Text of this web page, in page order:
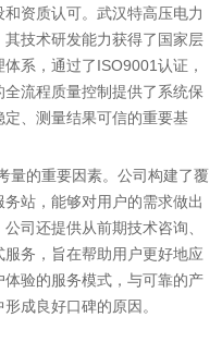
资质认可。武汉特高压电力
技术研发能力获得了国家层
系，通过了ISO9001认证，
流程质量控制提供了系统保
、测量结果可信的重要基
量的重要因素。公司构建了覆
站，能够对用户的需求做出
司还提供从前期技术咨询、
务，旨在帮助用户更好地应
验的服务模式，与可靠的产
成良好口碑的原因。